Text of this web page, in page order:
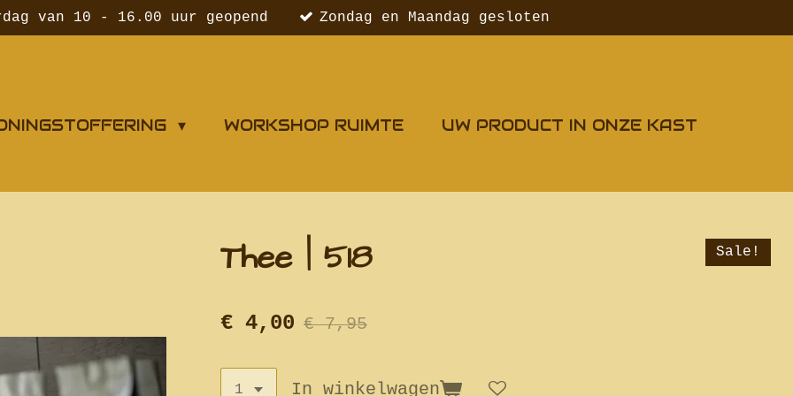
van 10 - 16.00 uur geopend Zondag en Maandag gesloten
WORKSHOP RUIMTE
UW PRODUCT IN ONZE KAST
Thee | 518 Sale!
€ 4,00 € 7,95
In winkelwagen